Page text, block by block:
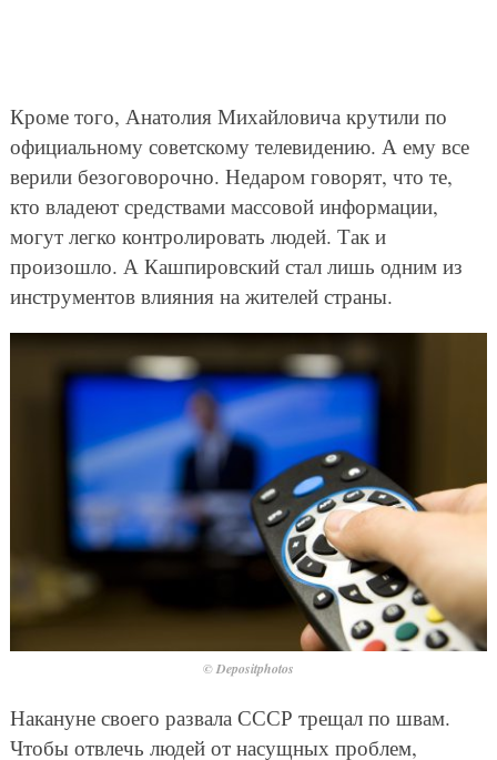
Кроме того, Анатолия Михайловича крутили по
официальному советскому телевидению. А ему все
верили безоговорочно. Недаром говорят, что те,
кто владеют средствами массовой информации,
могут легко контролировать людей. Так и
произошло. А Кашпировский стал лишь одним из
инструментов влияния на жителей страны.
© Depositphotos
Накануне своего развала СССР трещал по швам.
Чтобы отвлечь людей от насущных проблем,